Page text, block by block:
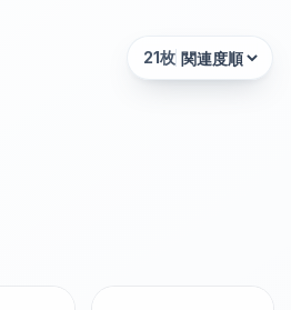
21枚
並び替え: